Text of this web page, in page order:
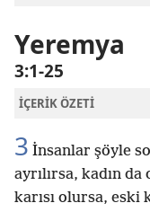
Yeremya
3:1-25
İÇERİK ÖZETİ
3 İnsanlar şöyle
ayrılırsa, kadın da
karısı olursa, eski